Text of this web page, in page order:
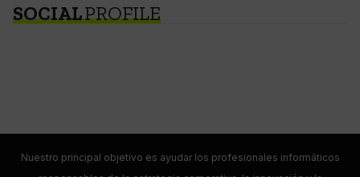
SOCIALPROFILE
Nuestro principal objetivo es ayudar los profesionales informáticos